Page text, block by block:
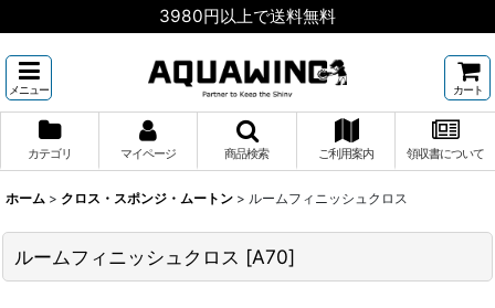
3980円以上で送料無料
メニュー カート
カテゴリ マイページ 商品検索 ご利用案内 領収書について
ホーム > クロス・スポンジ・ムートン > ルームフィニッシュクロス
ルームフィニッシュクロス [A70]